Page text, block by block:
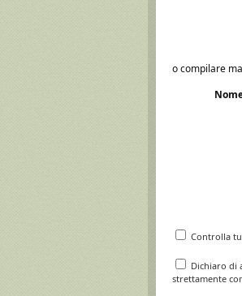
o compilare
Controlla
Dichiaro di
strettamente